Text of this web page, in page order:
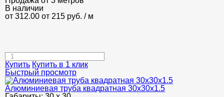
В наличии
от 312.00 от 215 руб. / м
Купить Купить в 1 клик
Быстрый просмотр
Алюминиевая труба квадратная 30х30х1.5